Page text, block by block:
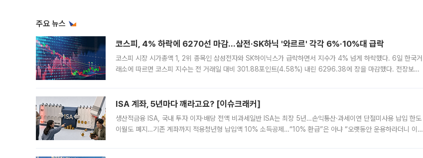
주요 뉴스
코스피, 4% 하락에 6270선 마감…삼전·SK하닉 '와르르' 각각 6%·10%대 급락
코스피 시장 시가총액 1, 2위 종목인 삼성전자와 SK하이닉스가 급락하면서 지수가 4% 넘게 하락했다. 6일 한국거
래소에 따르면 코스피 지수는 전 거래일 대비 301.88포인트(4.58%) 내린 6296.38에 장을 마감했다. 전장보다
ISA 계좌, 5년마다 깨라고요? [이슈크래커]
생산적금융 ISA, 국내 투자 이자·배당 전액 비과세일반 ISA는 최장 5년…손익통산·과세이연 단절미사용 납입 한도
이월도 폐지…기존 계좌까지 적용청년형 납입액 10% 소득공제…“10% 환급”은 아냐 “오랫동안 운용하라더니 이제